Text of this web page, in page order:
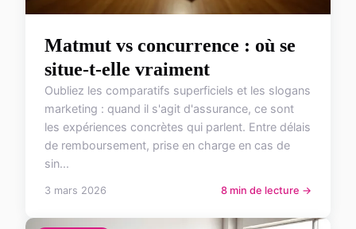
Matmut vs concurrence : où se
situe-t-elle vraiment
Oubliez les comparatifs superficiels et les slogans
marketing : quand il s'agit d'assurance, ce sont
les expériences concrètes qui parlent. Entre délais
de remboursement, prise en charge en cas de
sin...
3 mars 2026 8 min de lecture →